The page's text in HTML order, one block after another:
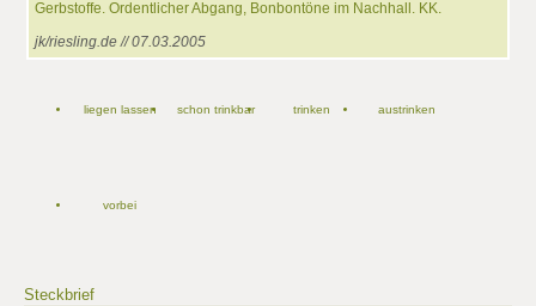
Gerbstoffe. Ordentlicher Abgang, Bonbontöne im Nachhall. KK.
jk/riesling.de // 07.03.2005
liegen lassen schon trinkbar trinken austrinken
vorbei
Steckbrief